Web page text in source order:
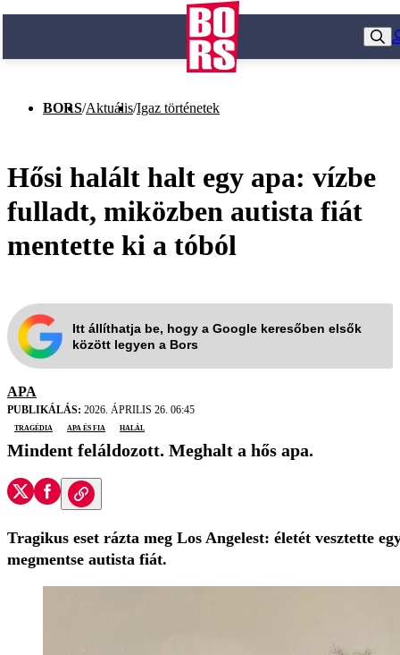
BORS/Aktuális/Igaz történetek
Hősi halált halt egy apa: vízbe
fulladt, miközben autista fiát
mentette ki a tóból
Itt állíthatja be, hogy a Google keresőben elsők
között legyen a Bors
APA
PUBLIKÁLÁS: 2026. ÁPRILIS 26. 06:45
tragédia
apa és fia halál
Mindent feláldozott. Meghalt a hős apa.
Tragikus eset rázta meg Los Angelest: életét vesztette
megmentse autista fiát.